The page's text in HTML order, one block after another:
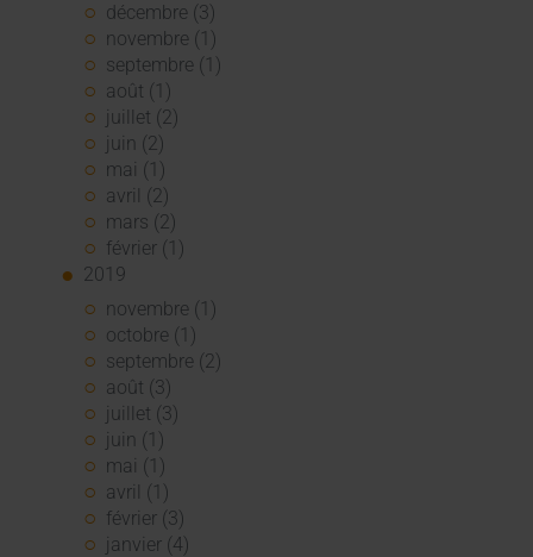
décembre (3)
novembre (1)
septembre (1)
août (1)
juillet (2)
juin (2)
mai (1)
avril (2)
mars (2)
février (1)
2019
novembre (1)
octobre (1)
septembre (2)
août (3)
juillet (3)
juin (1)
mai (1)
avril (1)
février (3)
janvier (4)